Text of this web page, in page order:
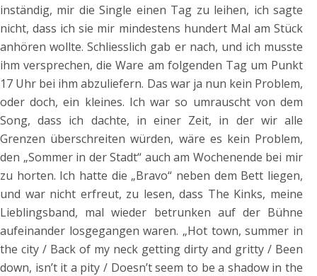
inständig, mir die Single einen Tag zu leihen, ich sagte
nicht, dass ich sie mir mindestens hundert Mal am Stück
anhören wollte. Schliesslich gab er nach, und ich musste
ihm versprechen, die Ware am folgenden Tag um Punkt
17 Uhr bei ihm abzuliefern. Das war ja nun kein Problem,
oder doch, ein kleines. Ich war so umrauscht von dem
Song, dass ich dachte, in einer Zeit, in der wir alle
Grenzen überschreiten würden, wäre es kein Problem,
den „Sommer in der Stadt“ auch am Wochenende bei mir
zu horten. Ich hatte die „Bravo“ neben dem Bett liegen,
und war nicht erfreut, zu lesen, dass The Kinks, meine
Lieblingsband, mal wieder betrunken auf der Bühne
aufeinander losgegangen waren. „Hot town, summer in
the city / Back of my neck getting dirty and gritty / Been
down, isn’t it a pity / Doesn’t seem to be a shadow in the